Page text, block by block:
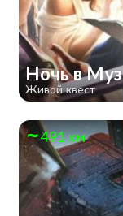
Ночь в
Живой квест
491 км